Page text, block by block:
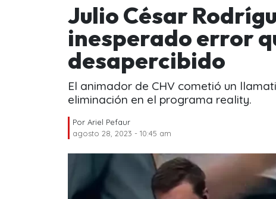
Julio César
inesperado error
desapercibido
El animador de CHV cometió un
eliminación en el programa reality.
Por Ariel Pefaur
agosto 28, 2023 - 10:45 am